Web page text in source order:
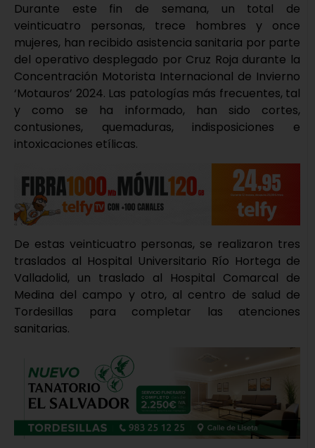
Durante este fin de semana, un total de
veinticuatro personas, trece hombres y once
mujeres, han recibido asistencia sanitaria por parte
del operativo desplegado por Cruz Roja durante la
Concentración Motorista Internacional de Invierno
‘Motauros’ 2024. Las patologías más frecuentes, tal
y como se ha informado, han sido cortes,
contusiones, quemaduras, indisposiciones e
intoxicaciones etílicas.
De estas veinticuatro personas, se realizaron tres
traslados al Hospital Universitario Río Hortega de
Valladolid, un traslado al Hospital Comarcal de
Medina del campo y otro, al centro de salud de
Tordesillas para completar las atenciones
sanitarias.